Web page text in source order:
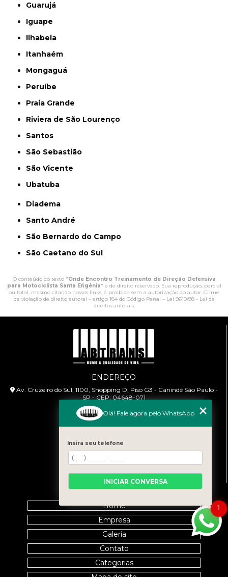
Guarujá
Iguape
Ilhabela
Itanhaém
Mongaguá
Peruíbe
Praia Grande
Riviera de São Lourenço
Santos
São Sebastião
São Vicente
Ubatuba
Diadema
Santo André
São Bernardo do Campo
São Caetano do Sul
O conteúdo do texto "Onde Encontro Treinamento de Direção Defensiva
para Motociclista Santa Efigênia" é de direito reservado. Sua reprodução, parcial
ou total, mesmo citando nossos links, é proibida sem a autorização do autor. Crime
de violação de direito autoral – artigo 184 do Código Penal – Lei 9610/98 - Lei de
direitos autorais.
ENDEREÇO
Av. Cruzeiro do Sul, 1100, Shopping D, Piso G3 - Canindé São Paulo -
SP - CEP: 04648-071
HORÁRIO DE ATENDIMENTO
Segunda à Sexta: 9:00h às 18:00h
CONTATO
(11) 99458-7351
cursoabtrans@gmail.com
MENU
Home
Empresa
Galeria
Contato
Categorias
1
Olá! Fale agora pelo WhatsApp
Insira seu telefone
INICIAR CONVERSA